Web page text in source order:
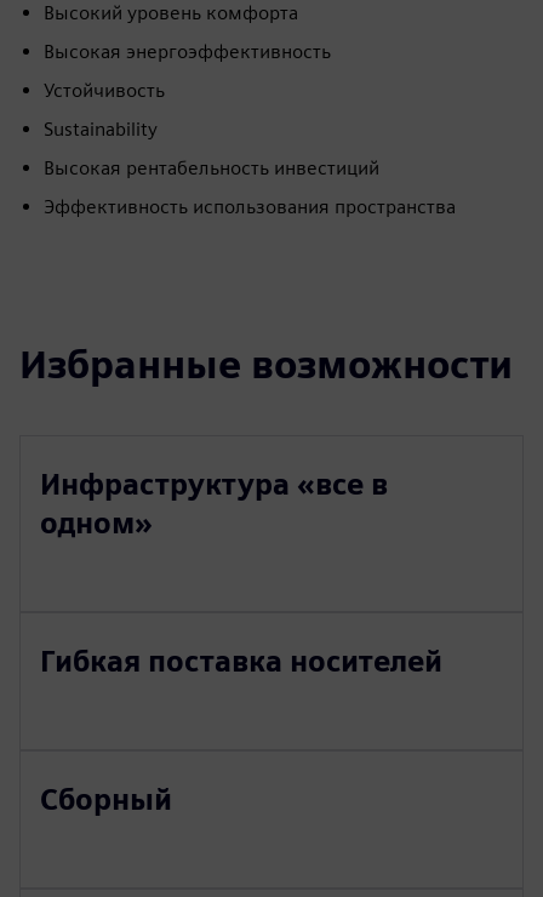
Высокий уровень комфорта
Высокая энергоэффективность
Устойчивость
Sustainability
Высокая рентабельность инвестиций
Эффективность использования пространства
Избранные возможности
Инфраструктура «все в
одном»
Гибкая поставка носителей
Сборный